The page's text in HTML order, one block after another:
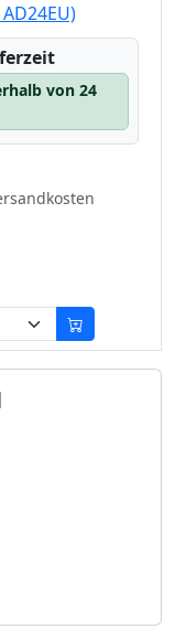
von 24